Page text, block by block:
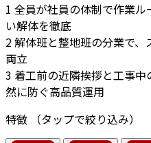
1 全員が社員の体制で作業
い解体を徹底
2解体班と整地班の分業で
両立
3 着工前の近隣挨拶と工事
然に防ぐ高品質運用
特徴
（タップで絞り込み）